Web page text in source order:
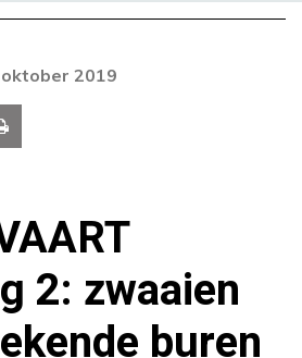
2019
2: zwaaien
buren